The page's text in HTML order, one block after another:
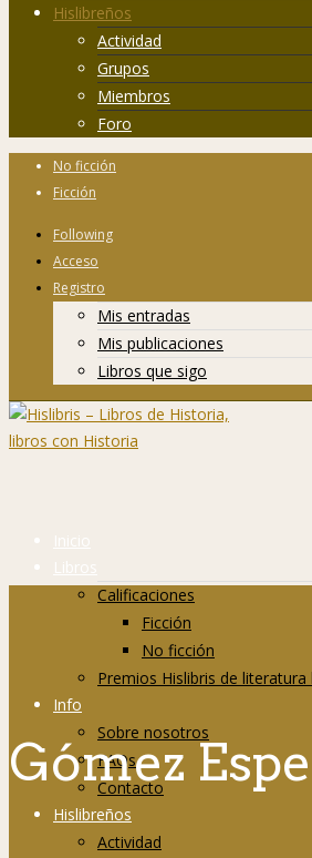
Hislibreños
Actividad
Grupos
Miembros
Foro
No ficción
Ficción
Following
Acceso
Registro
Mis entradas
Mis publicaciones
Libros que sigo
Inicio
Libros
Calificaciones
Ficción
No ficción
Premios Hislibris de literatura
Info
Sobre nosotros
FAQs
Contacto
Hislibreños
Actividad
Gómez